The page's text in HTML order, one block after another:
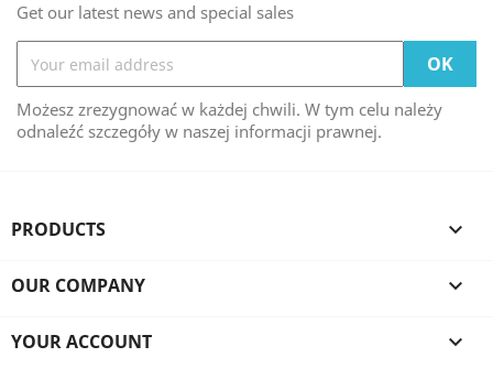
Get our latest news and special sales
Możesz zrezygnować w każdej chwili. W tym celu należy
odnaleźć szczegóły w naszej informacji prawnej.
PRODUCTS 
OUR COMPANY 
YOUR ACCOUNT 